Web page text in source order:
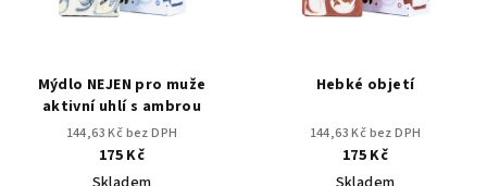
Mýdlo NEJEN pro muže
aktivní uhlí s ambrou
144,63 Kč bez DPH
175 Kč
Hebké objetí
144,63 Kč bez DPH
175 Kč